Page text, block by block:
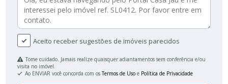
Aceito receber sugestões de imóveis parecidos
Tome cuidado. Jamais realize quaisquer adiantamentos sem conferência e/ou
visita no imóvel.
Ao ENVIAR você concorda com osTermos de Uso e Política de Privacidade